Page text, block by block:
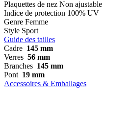
Plaquettes de nez Non ajustable
Indice de protection 100% UV
Genre Femme
Style Sport
Guide des tailles
Cadre 145 mm
Verres 56 mm
Branches 145 mm
Pont 19 mm
Accessoires & Emballages